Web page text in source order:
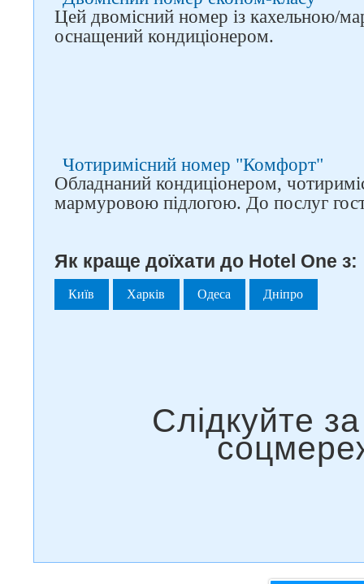
Цей двомісний номер із кахельною/
оснащений кондиціонером.
Чотиримісний номер "Комфорт"
Обладнаний кондиціонером,
мармуровою підлогою. До послуг
Як краще доїхати до Hotel One з:
Київ Харків Одеса Дніпро